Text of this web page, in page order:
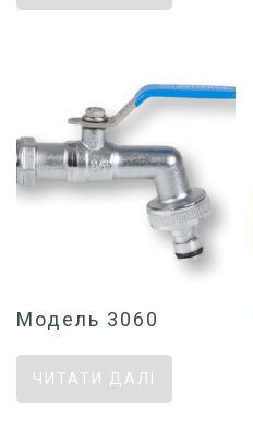
Модель 3060
ЧИТАТИ ДАЛІ